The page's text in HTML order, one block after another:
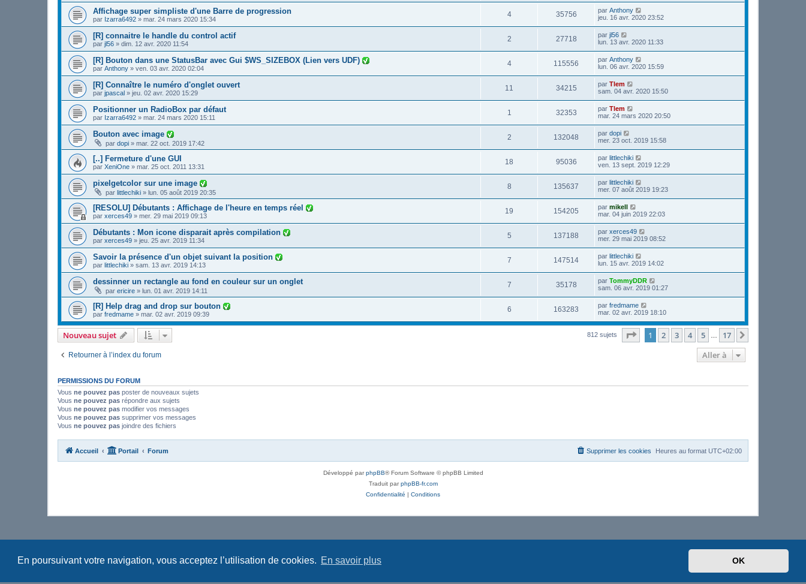
En poursuivant votre navigation, vous acceptez l’utilisation de cookies. En savoir plus OK
Affichage super simpliste d'une Barre de progression
par Izarra6492 » mar. 24 mars 2020 15:34
4 35756 par Anthony
jeu. 16 avr. 2020 23:52
[R] connaitre le handle du control actif
par jl56 » dim. 12 avr. 2020 11:54
2 27718 par jl56
lun. 13 avr. 2020 11:33
[R] Bouton dans une StatusBar avec Gui $WS_SIZEBOX (Lien vers UDF)
par Anthony » ven. 03 avr. 2020 02:04
4 115556 par Anthony
lun. 06 avr. 2020 15:59
[R] Connaître le numéro d'onglet ouvert
par jpascal » jeu. 02 avr. 2020 15:29
11 34215 par Tlem
sam. 04 avr. 2020 15:50
Positionner un RadioBox par défaut
par Izarra6492 » mar. 24 mars 2020 15:11
1 32353 par Tlem
mar. 24 mars 2020 20:50
Bouton avec image
par dopi » mar. 22 oct. 2019 17:42
2 132048 par dopi
mer. 23 oct. 2019 15:58
[..] Fermeture d'une GUI
par XeniOne » mar. 25 oct. 2011 13:31
18 95036 par littlechiki
ven. 13 sept. 2019 12:29
pixelgetcolor sur une image
par littlechiki » lun. 05 août 2019 20:35
8 135637 par littlechiki
mer. 07 août 2019 19:23
[RESOLU] Débutants : Affichage de l'heure en temps réel
par xerces49 » mer. 29 mai 2019 09:13
19 154205 par mikell
mar. 04 juin 2019 22:03
Débutants : Mon icone disparait après compilation
par xerces49 » jeu. 25 avr. 2019 11:34
5 137188 par xerces49
mer. 29 mai 2019 08:52
Savoir la présence d'un objet suivant la position
par littlechiki » sam. 13 avr. 2019 14:13
7 147514 par littlechiki
lun. 15 avr. 2019 14:02
dessinner un rectangle au fond en couleur sur un onglet
par ericire » lun. 01 avr. 2019 14:11
7 35178 par TommyDDR
sam. 06 avr. 2019 01:27
[R] Help drag and drop sur bouton
par fredmame » mar. 02 avr. 2019 09:39
6 163283 par fredmame
mar. 02 avr. 2019 18:10
Nouveau sujet 812 sujets Page sur17
1 2 3 4 5 17
Retourner à l’index du forum Aller à
PERMISSIONS DU FORUM
Vous ne pouvez pas poster de nouveaux sujets
Vous ne pouvez pas répondre aux sujets
Vous ne pouvez pas modifier vos messages
Vous ne pouvez pas supprimer vos messages
Vous ne pouvez pas joindre des fichiers
Accueil Portail Forum Heures au format UTC+02:00
Supprimer les cookies
Développé parphpBB® Forum Software © phpBB Limited
Traduit parphpBB-fr.com
Confidentialité | Conditions